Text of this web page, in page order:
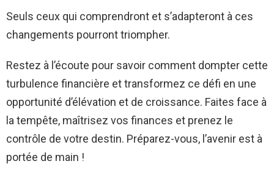
Seuls ceux qui comprendront et s’adapteront à ces
changements pourront triompher.
Restez à l’écoute pour savoir comment dompter cette
turbulence financière et transformez ce défi en une
opportunité d’élévation et de croissance. Faites face à
la tempête, maîtrisez vos finances et prenez le
contrôle de votre destin. Préparez-vous, l’avenir est à
portée de main !